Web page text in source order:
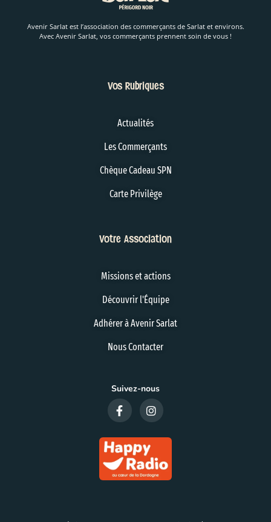
Avenir Sarlat est l’association des commerçants de Sarlat et environs.
Avec Avenir Sarlat, vos commerçants prennent soin de vous !
Vos Rubriques
Actualités
Les Commerçants
Chèque Cadeau SPN
Carte Privilège
Votre Association
Missions et actions
Découvrir l'Équipe
Adhérer à Avenir Sarlat
Nous Contacter
Suivez-nous